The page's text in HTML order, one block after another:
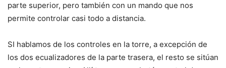
parte superior, pero también con un mando que nos
permite controlar casi todo a distancia.
SI hablamos de los controles en la torre, a excepción de
los dos ecualizadores de la parte trasera, el resto se sitúan